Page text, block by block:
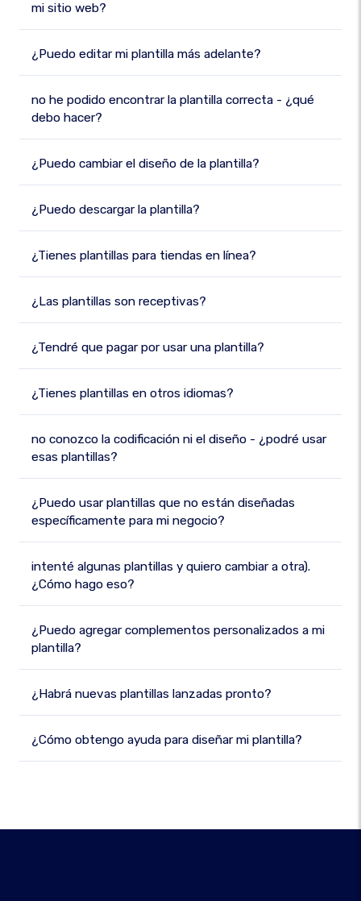
mi sitio web?
¿Puedo editar mi plantilla más adelante?
no he podido encontrar la plantilla correcta - ¿qué
debo hacer?
¿Puedo cambiar el diseño de la plantilla?
¿Puedo descargar la plantilla?
¿Tienes plantillas para tiendas en línea?
¿Las plantillas son receptivas?
¿Tendré que pagar por usar una plantilla?
¿Tienes plantillas en otros idiomas?
no conozco la codificación ni el diseño - ¿podré usar
esas plantillas?
¿Puedo usar plantillas que no están diseñadas
específicamente para mi negocio?
intenté algunas plantillas y quiero cambiar a otra).
¿Cómo hago eso?
¿Puedo agregar complementos personalizados a mi
plantilla?
¿Habrá nuevas plantillas lanzadas pronto?
¿Cómo obtengo ayuda para diseñar mi plantilla?